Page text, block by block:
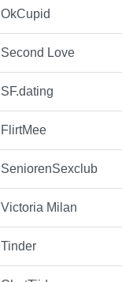
OkCupid
Second Love
SF.dating
FlirtMee
SeniorenSexclub
Victoria Milan
Tinder